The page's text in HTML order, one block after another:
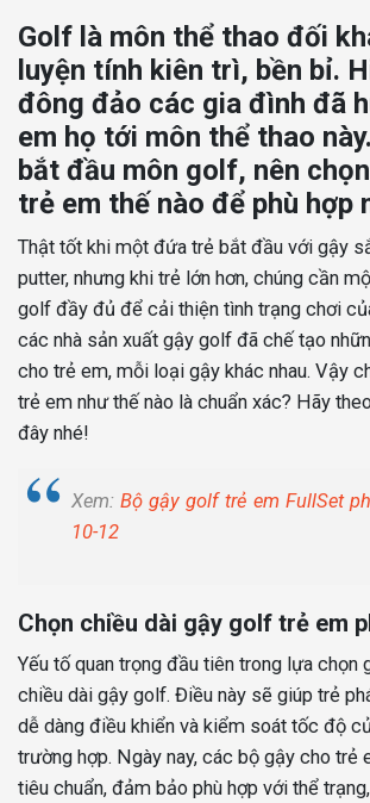
Golf là môn thể thao đối
luyện tính kiên trì, bền bỉ.
đông đảo các gia đình đã
em họ tới môn thể thao
bắt đầu môn golf, nên
trẻ em thế nào để phù hợp
Thật tốt khi một đứa trẻ bắt đầu với gậy
putter, nhưng khi trẻ lớn hơn, chúng cần
golf đầy đủ để cải thiện tình trạng chơi
các nhà sản xuất gậy golf đã chế tạo
cho trẻ em, mỗi loại gậy khác nhau. Vậy
trẻ em như thế nào là chuẩn xác? Hãy
đây nhé!
Xem:Bộ gậy golf trẻ em FullSet
10-12
Chọn chiều dài gậy golf trẻ em
Yếu tố quan trọng đầu tiên trong lựa chọn
chiều dài gậy golf. Điều này sẽ giúp trẻ
dễ dàng điều khiển và kiểm soát tốc độ
trường hợp. Ngày nay, các bộ gậy cho trẻ
tiêu chuẩn, đảm bảo phù hợp với thể